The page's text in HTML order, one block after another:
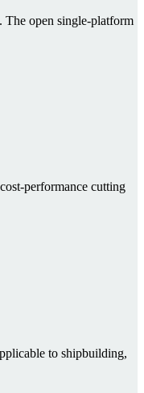
The open single-platform
performance cutting
to shipbuilding,